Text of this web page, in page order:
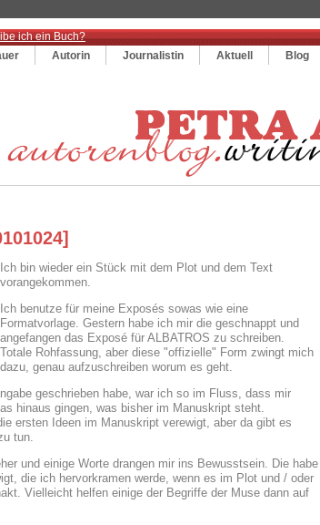
ich ein Buch?
Autorin Journalistin Aktuell Blog
Ich bin wieder ein Stück mit dem Plot und dem Text
vorangekommen.
Ich benutze für meine Exposés sowas wie eine
Formatvorlage. Gestern habe ich mir die geschnappt und
angefangen das Exposé für ALBATROS zu schreiben.
Totale Rohfassung, aber diese "offizielle" Form zwingt mich
dazu, genau aufzuschreiben worum es geht.
geschrieben habe, war ich so im Fluss, dass mir
hinaus gingen, was bisher im Manuskript steht.
ersten Ideen im Manuskript verewigt, aber da gibt es
tun.
und einige Worte drangen mir ins Bewusstsein. Die habe
die ich hervorkramen werde, wenn es im Plot und / oder
Vielleicht helfen einige der Begriffe der Muse dann auf